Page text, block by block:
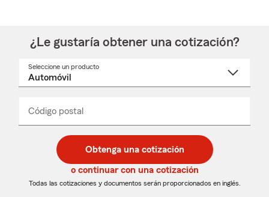
¿Le gustaría obtener una cotización?
Seleccione un producto
desplegable
Código postal
de
5
dígitos
de
5
dígitos
_____
Obtenga una cotización
o continuar con una cotización
Todas las cotizaciones y documentos serán proporcionados en inglés.